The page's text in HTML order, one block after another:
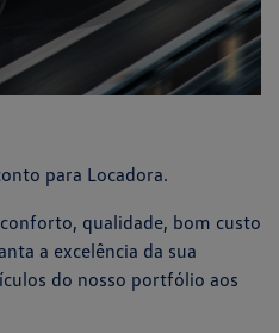
para Locadora.
qualidade, bom custo
a excelência da sua
do nosso portfólio aos